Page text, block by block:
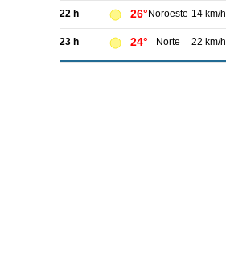
22 h 26° Noroeste 14 km/h
23 h 24° Norte 22 km/h